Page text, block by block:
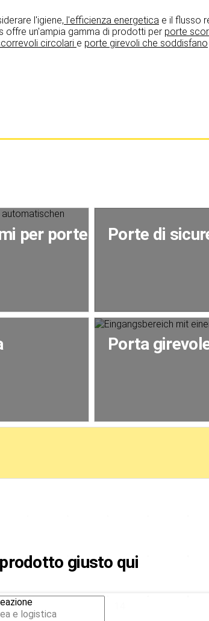
l'igiene, l'efficienza energetica e il flusso
offre un'ampia gamma di prodotti per porte
circolari e porte girevoli che soddisfano
per porte
Porte di
Porta
giusto qui